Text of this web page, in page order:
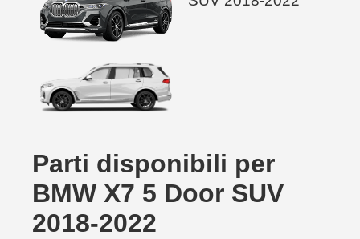
Parti disponibili per
BMW X7 5 Door SUV
2018-2022